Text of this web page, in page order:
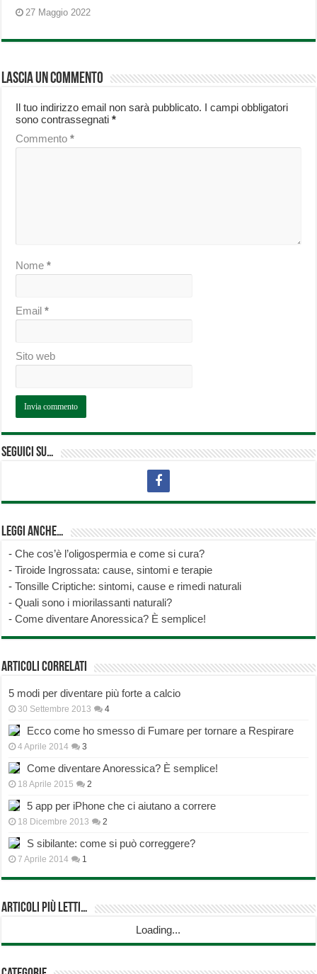
27 Maggio 2022
Lascia un commento
Il tuo indirizzo email non sarà pubblicato. I campi obbligatori
sono contrassegnati*
Commento*
Nome*
Email*
Sito web
Seguici su…
Leggi anche…
-Che cos’è l’oligospermia e come si cura?
-Tiroide Ingrossata: cause, sintomi e terapie
-Tonsille Criptiche: sintomi, cause e rimedi naturali
-Quali sono i miorilassanti naturali?
-Come diventare Anoressica? È semplice!
Articoli correlati
5 modi per diventare più forte a calcio
30 Settembre 2013 4
Ecco come ho smesso di Fumare per tornare a Respirare
4 Aprile 2014 3
Come diventare Anoressica? È semplice!
18 Aprile 2015 2
5 app per iPhone che ci aiutano a correre
18 Dicembre 2013 2
S sibilante: come si può correggere?
7 Aprile 2014 1
Articoli più Letti…
Loading...